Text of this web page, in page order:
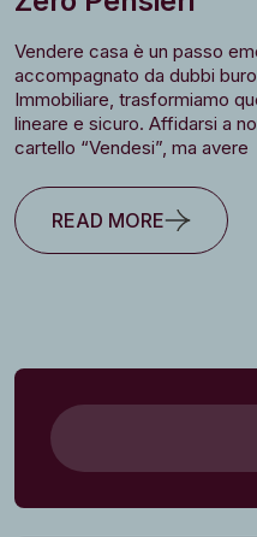
Vendere casa è un passo
accompagnato da dubbi
Immobiliare, trasformiamo
lineare e sicuro. Affidarsi a
cartello “Vendesi”, ma avere
READ MORE